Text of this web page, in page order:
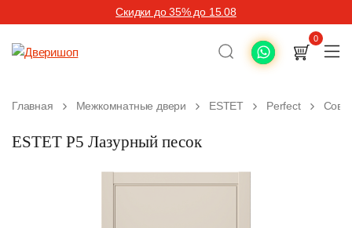
Скидки до 35% до 15.08
0
Главная Межкомнатные двери ESTET Perfect
ESTET P5 Лазурный песок